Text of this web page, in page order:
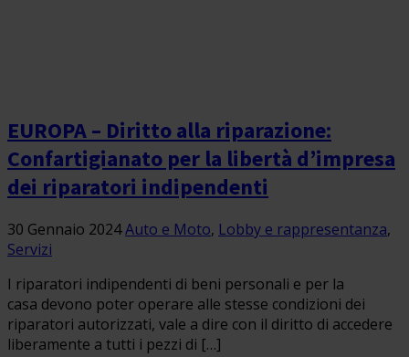
EUROPA – Diritto alla riparazione:
Confartigianato per la libertà d’impresa
dei riparatori indipendenti
30 Gennaio 2024Auto e Moto, Lobby e rappresentanza,
Servizi
I riparatori indipendenti di beni personali e per la
casa devono poter operare alle stesse condizioni dei
riparatori autorizzati, vale a dire con il diritto di accedere
liberamente a tutti i pezzi di […]